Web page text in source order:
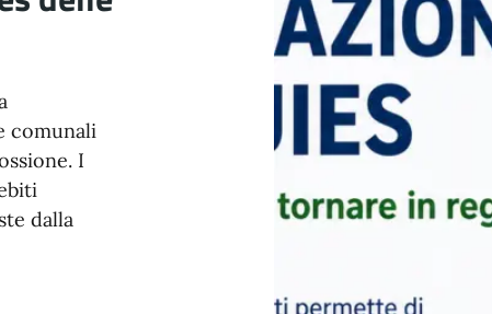
comunali
I
dalla